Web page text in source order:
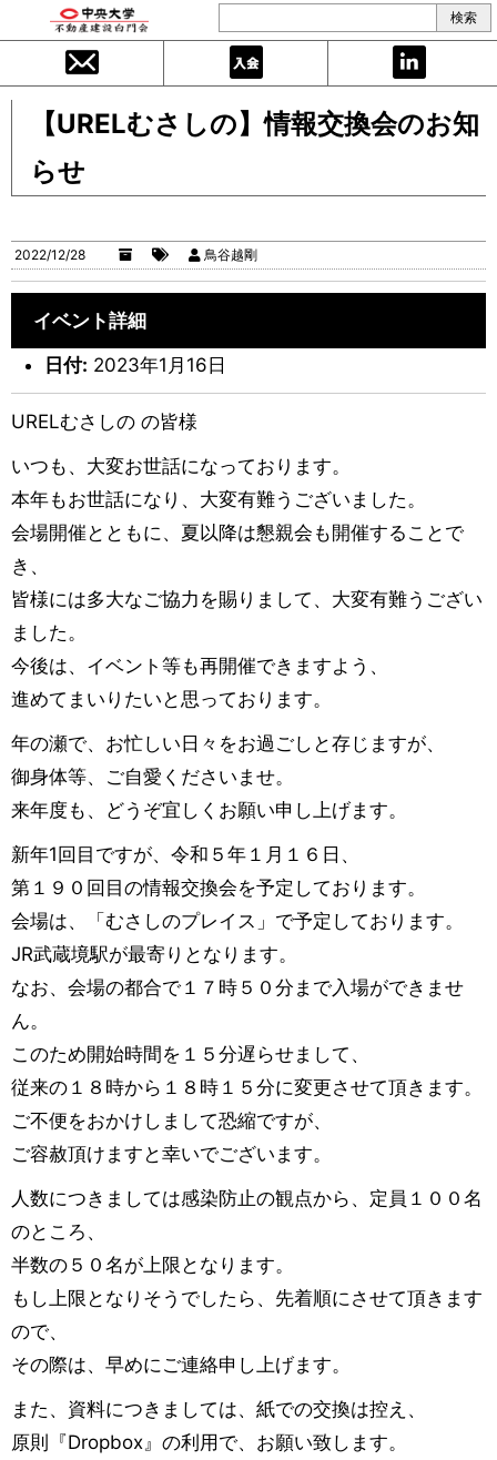
【URELむさしの】情報交換会のお知
らせ
2022/12/28 鳥谷越剛
イベント詳細
日付: 2023年1月16日
URELむさしの の皆様
いつも、大変お世話になっております。
本年もお世話になり、大変有難うございました。
会場開催とともに、夏以降は懇親会も開催することで
き、
皆様には多大なご協力を賜りまして、大変有難うござい
ました。
今後は、イベント等も再開催できますよう、
進めてまいりたいと思っております。
年の瀬で、お忙しい日々をお過ごしと存じますが、
御身体等、ご自愛くださいませ。
来年度も、どうぞ宜しくお願い申し上げます。
新年1回目ですが、令和５年１月１６日、
第１９０回目の情報交換会を予定しております。
会場は、「むさしのプレイス」で予定しております。
JR武蔵境駅が最寄りとなります。
なお、会場の都合で１７時５０分まで入場ができませ
ん。
このため開始時間を１５分遅らせまして、
従来の１８時から１８時１５分に変更させて頂きます。
ご不便をおかけしまして恐縮ですが、
ご容赦頂けますと幸いでございます。
人数につきましては感染防止の観点から、定員１００名
のところ、
半数の５０名が上限となります。
もし上限となりそうでしたら、先着順にさせて頂きます
ので、
その際は、早めにご連絡申し上げます。
また、資料につきましては、紙での交換は控え、
原則『Dropbox』の利用で、お願い致します。